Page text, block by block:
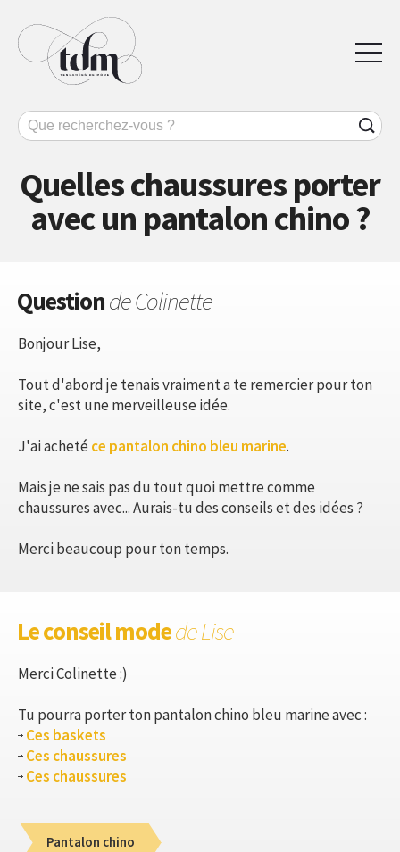
Quelles chaussures porter
avec un pantalon chino ?
Questionde Colinette
Bonjour Lise,
Tout d'abord je tenais vraiment a te remercier pour ton
site, c'est une merveilleuse idée.
J'ai acheté ce pantalon chino bleu marine.
Mais je ne sais pas du tout quoi mettre comme
chaussures avec... Aurais-tu des conseils et des idées ?
Merci beaucoup pour ton temps.
Le conseil modede Lise
Merci Colinette :)
Tu pourra porter ton pantalon chino bleu marine avec :
Ces baskets
Ces chaussures
Ces chaussures
Pantalon chino